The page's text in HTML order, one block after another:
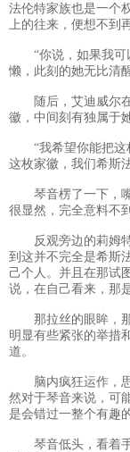
法伦特家族也是一个
上的往来，便想不到
“你说，如果我可
懒，此刻的她无比清
随后，艾迪威尔在
徽，中间刻有独属于
“我希望你能把这
这枚家徽，我们希斯
琴音楞了一下，嘴
很显然，完全意料不
反观旁边的莉姆特
到这并不完全是希斯
己个人。并且在那试
说，在自己看来，那
那拉丝的眼眸，那
明显有些紧张的举措
道。
脑内疯狂运作，思
然对于琴音来说，可
是会错过一整个有趣
琴音低头，看着手